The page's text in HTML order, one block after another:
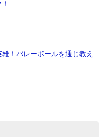
！バレーボールを通じ教え